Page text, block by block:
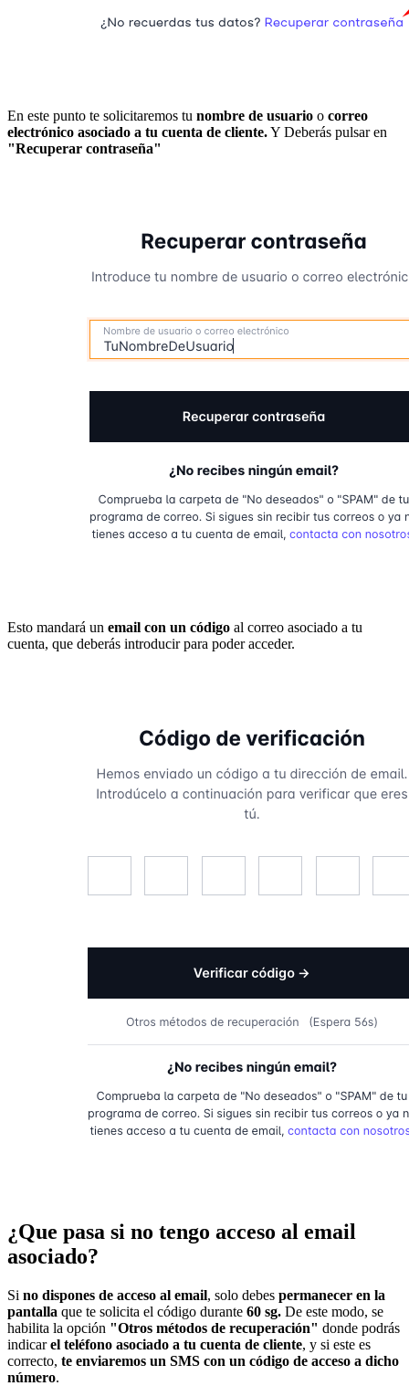
En este punto te solicitaremos tu nombre de usuario o correo
electrónico asociado a tu cuenta de cliente.Y Deberás pulsar en
"Recuperar contraseña"
Esto mandará un email con un código al correo asociado a tu
cuenta, que deberás introducir para poder acceder.
¿Que pasa si no tengo acceso al email
asociado?
Si no dispones de acceso al email, solo debes permanecer en la
pantalla que te solicita el código durante 60 sg. De este modo, se
habilita la opción "Otros métodos de recuperación" donde podrás
indicarel teléfono asociado a tu cuenta de cliente, y si este es
correcto, te enviaremos un SMS con un código de acceso a dicho
número.